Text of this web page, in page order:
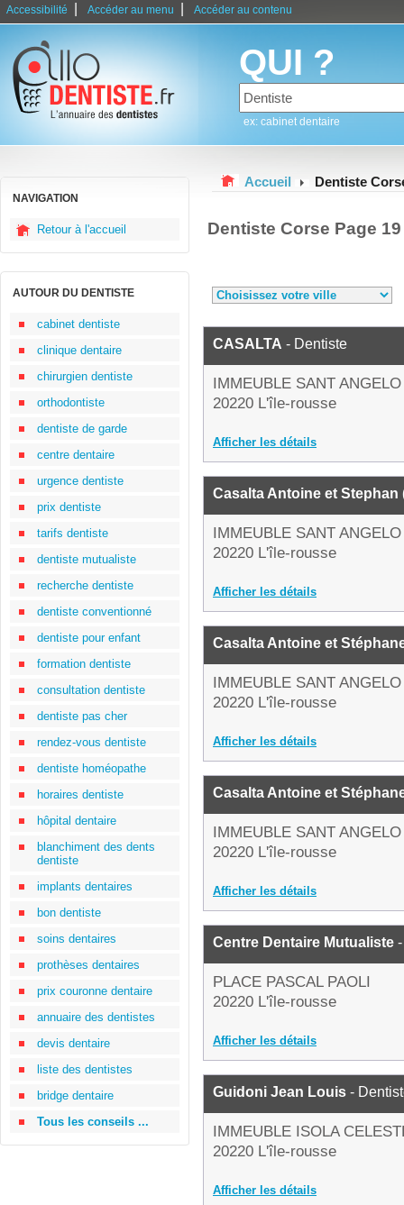
Accessibilité Accéder au menu Accéder au contenu
QUI ?
ex: cabinet dentaire
NAVIGATION
Retour à l'accueil
AUTOUR DU DENTISTE
cabinet dentiste
clinique dentaire
chirurgien dentiste
orthodontiste
dentiste de garde
centre dentaire
urgence dentiste
prix dentiste
tarifs dentiste
dentiste mutualiste
recherche dentiste
dentiste conventionné
dentiste pour enfant
formation dentiste
consultation dentiste
dentiste pas cher
rendez-vous dentiste
dentiste homéopathe
horaires dentiste
hôpital dentaire
blanchiment des dents
dentiste
implants dentaires
bon dentiste
soins dentaires
prothèses dentaires
prix couronne dentaire
annuaire des dentistes
devis dentaire
liste des dentistes
bridge dentaire
Tous les conseils ...
Accueil Dentiste
Dentiste Corse Page 19
CASALTA - Dentiste
IMMEUBLE SANT ANGELO
20220 L'île-rousse
Afficher les détails
Casalta Antoine et Stephan
IMMEUBLE SANT ANGELO
20220 L'île-rousse
Afficher les détails
Casalta Antoine et
IMMEUBLE SANT ANGELO
20220 L'île-rousse
Afficher les détails
Casalta Antoine et
IMMEUBLE SANT ANGELO
20220 L'île-rousse
Afficher les détails
Centre Dentaire Mutualiste
PLACE PASCAL PAOLI
20220 L'île-rousse
Afficher les détails
Guidoni Jean Louis -
IMMEUBLE ISOLA
20220 L'île-rousse
Afficher les détails